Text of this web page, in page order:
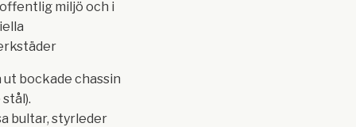
miljö och i
ut bockade chassin
bultar, styrleder